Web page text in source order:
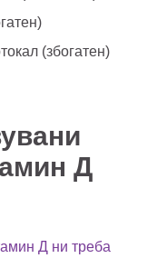
(збогатен)
Д
Д ни треба